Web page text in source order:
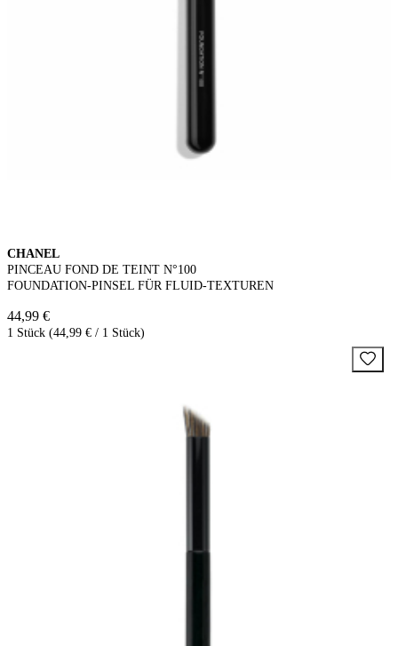
CHANEL
PINCEAU FOND DE TEINT N°100
FOUNDATION-PINSEL FÜR FLUID-TEXTUREN
44,99 €
1 Stück (44,99 € / 1 Stück)